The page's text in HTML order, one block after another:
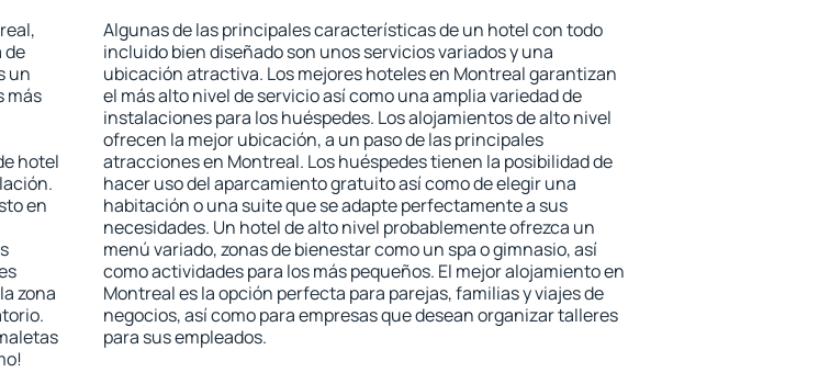
de
un
más
hotel
en
zona
Algunas de las principales características de un hotel con todo
incluido bien diseñado son unos servicios variados y una
ubicación atractiva. Los mejores hoteles en Montreal garantizan
el más alto nivel de servicio así como una amplia variedad de
instalaciones para los huéspedes. Los alojamientos de alto nivel
ofrecen la mejor ubicación, a un paso de las principales
atracciones en Montreal. Los huéspedes tienen la posibilidad de
hacer uso del aparcamiento gratuito así como de elegir una
habitación o una suite que se adapte perfectamente a sus
necesidades. Un hotel de alto nivel probablemente ofrezca un
menú variado, zonas de bienestar como un spa o gimnasio, así
como actividades para los más pequeños. El mejor alojamiento en
Montreal es la opción perfecta para parejas, familias y viajes de
negocios, así como para empresas que desean organizar talleres
para sus empleados.